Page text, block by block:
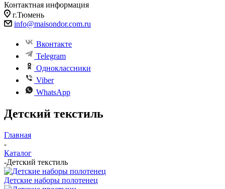
Контактная информация
г.Тюмень
info@maisondor.com.ru
Вконтакте
Telegram
Одноклассники
Viber
WhatsApp
Детский текстиль
Главная
-
Каталог
-Детский текстиль
Детские наборы полотенец